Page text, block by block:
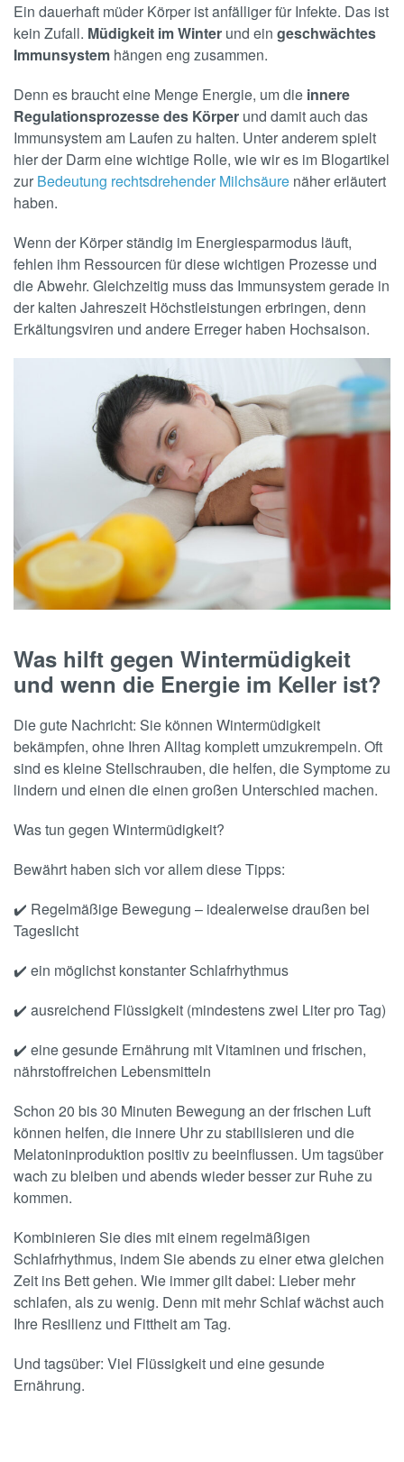
Ein dauerhaft müder Körper ist anfälliger für Infekte. Das ist
kein Zufall. Müdigkeit im Winter und ein geschwächtes
Immunsystem hängen eng zusammen.
Denn es braucht eine Menge Energie, um die innere
Regulationsprozesse des Körper und damit auch das
Immunsystem am Laufen zu halten. Unter anderem spielt
hier der Darm eine wichtige Rolle, wie wir es im Blogartikel
zur Bedeutung rechtsdrehender Milchsäure näher erläutert
haben.
Wenn der Körper ständig im Energiesparmodus läuft,
fehlen ihm Ressourcen für diese wichtigen Prozesse und
die Abwehr. Gleichzeitig muss das Immunsystem gerade in
der kalten Jahreszeit Höchstleistungen erbringen, denn
Erkältungsviren und andere Erreger haben Hochsaison.
Was hilft gegen Wintermüdigkeit
und wenn die Energie im Keller ist?
Die gute Nachricht: Sie können Wintermüdigkeit
bekämpfen, ohne Ihren Alltag komplett umzukrempeln. Oft
sind es kleine Stellschrauben, die helfen, die Symptome zu
lindern und einen die einen großen Unterschied machen.
Was tun gegen Wintermüdigkeit?
Bewährt haben sich vor allem diese Tipps:
✔️ Regelmäßige Bewegung – idealerweise draußen bei
Tageslicht
✔️ ein möglichst konstanter Schlafrhythmus
✔️ ausreichend Flüssigkeit (mindestens zwei Liter pro Tag)
✔️ eine gesunde Ernährung mit Vitaminen und frischen,
nährstoffreichen Lebensmitteln
Schon 20 bis 30 Minuten Bewegung an der frischen Luft
können helfen, die innere Uhr zu stabilisieren und die
Melatoninproduktion positiv zu beeinflussen. Um tagsüber
wach zu bleiben und abends wieder besser zur Ruhe zu
kommen.
Kombinieren Sie dies mit einem regelmäßigen
Schlafrhythmus, indem Sie abends zu einer etwa gleichen
Zeit ins Bett gehen. Wie immer gilt dabei: Lieber mehr
schlafen, als zu wenig. Denn mit mehr Schlaf wächst auch
Ihre Resilienz und Fittheit am Tag.
Und tagsüber: Viel Flüssigkeit und eine gesunde
Ernährung.